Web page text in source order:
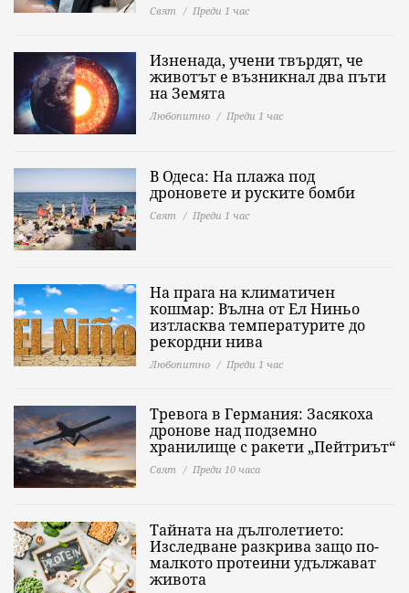
Свят Преди 1 час
Изненада, учени твърдят, че
животът е възникнал два пъти
на Земята
Любопитно Преди 1 час
В Одеса: На плажа под
дроновете и руските бомби
Свят Преди 1 час
На прага на климатичен
кошмар: Вълна от Ел Ниньо
изтласква температурите до
рекордни нива
Любопитно Преди 1 час
Тревога в Германия: Засякоха
дронове над подземно
хранилище с ракети „Пейтриът“
Свят Преди 10 часа
Тайната на дълголетието:
Изследване разкрива защо по-
малкото протеини удължават
живота